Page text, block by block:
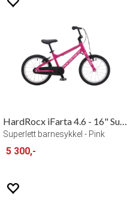
HardRocx iFarta 4.6 - 16" Superlight
Superlett barnesykkel - Pink
5 300,-